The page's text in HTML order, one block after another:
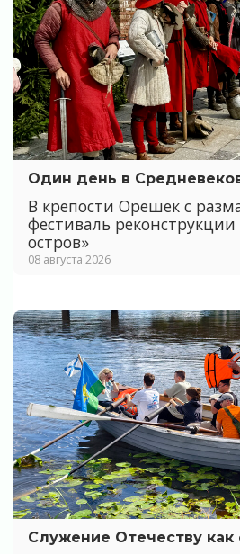
Один день в
В крепости Орешек с
фестиваль
остров»
08 августа 2026
Служение Отечеству как